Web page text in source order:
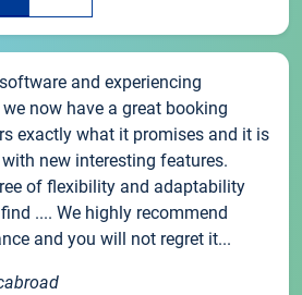
and experiencing
now have a great booking
exactly what it promises and it is
new interesting features.
of flexibility and adaptability
.... We highly recommend
and you will not regret it...